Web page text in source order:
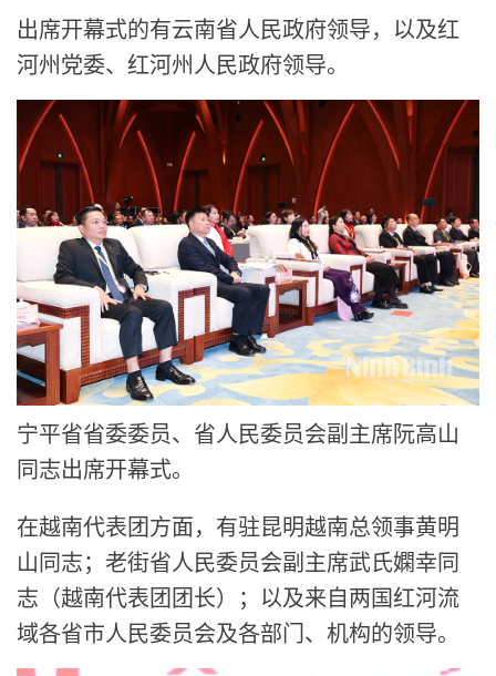
出席开幕式的有云南省人民政府领导，以及红
河州党委、红河州人民政府领导。
宁平省省委委员、省人民委员会副主席阮高山
同志出席开幕式。
在越南代表团方面，有驻昆明越南总领事黄明
山同志；老街省人民委员会副主席武氏嫻幸同
志（越南代表团团长）；以及来自两国红河流
域各省市人民委员会及各部门、机构的领导。